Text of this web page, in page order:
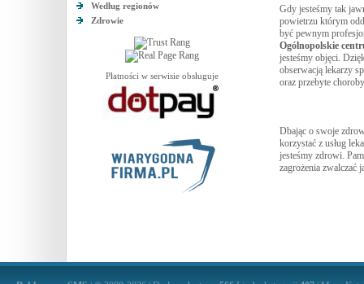
Według regionów
Zdrowie
Płatności w serwisie obsługuje
Gdy jesteśmy tak
powietrzu którym
być pewnym
Ogólnopolskie
jesteśmy objęci.
obserwacją lekarzy
oraz przebyte
Dbając o swoje
korzystać z usług
jesteśmy zdrowi.
zagrożenia zwalczać